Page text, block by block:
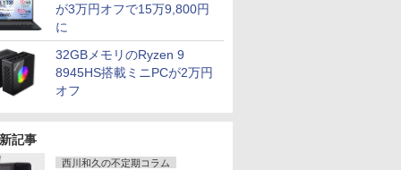
が3万円オフで15万9,800円
に
32GBメモリのRyzen 9
8945HS搭載ミニPCが2万円
オフ
記事
西川和久の不定期コラム